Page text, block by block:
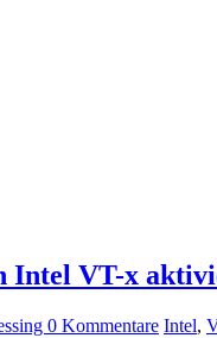
Intel VT-x
0 Kommentare Intel,